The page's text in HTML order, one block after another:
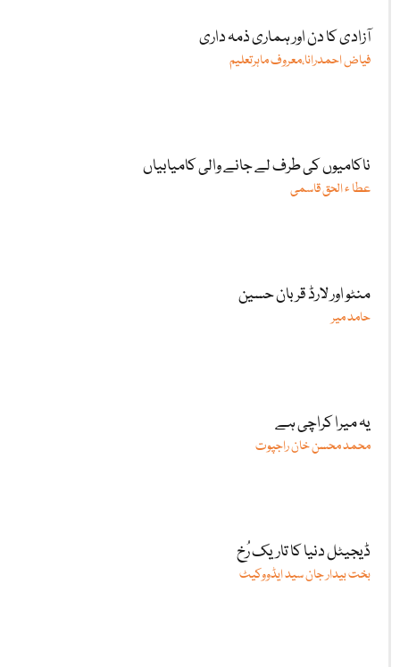
آزادی کا دن اور ہماری ذمہ داری
فیاض احمدرانا،معروف ماہرتعلیم
ناکامیوں کی طرف لے جانے والی کامیابیاں
عطا ء الحق قاسمی
منٹو اور لارڈ قربان حسین
حامد میر
یہ میرا کراچی ہے
محمد محسن خان راجپوت
ڈیجیٹل دنیا کا تاریک رُخ
بخت بیدار جان سید ایڈووکیٹ